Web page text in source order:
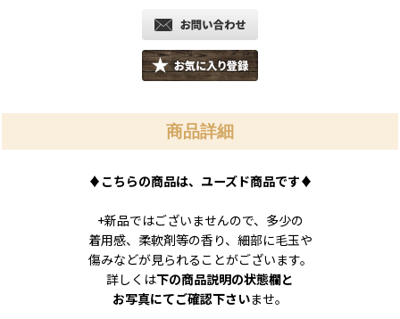
商品詳細
♦ こちらの商品は、ユーズド商品です♦
+新品ではございませんので、多少の
着用感、柔軟剤等の香り、細部に毛玉や
傷みなどが見られることがございます。
詳しくは下の商品説明の状態欄と
お写真にてご確認下さいませ。